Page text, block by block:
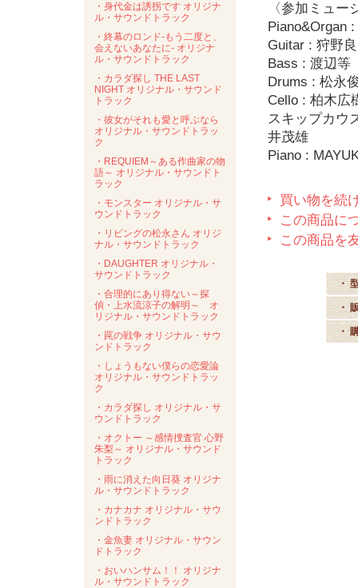
・身代金は誘拐です オリジナ
ル・サウンドトラック
・終幕のロンド-もう二度と、
会えないあなたに- オリジナ
ル・サウンドトラック
・カラダ探し THE LAST
NIGHT オリジナル・サウンド
トラック
・彼女がそれも愛と呼ぶなら
オリジナル・サウンドトラッ
ク
・REQUIEM～ある作曲家の物
語～ オリジナル・サウンドト
ラック
・モンスター オリジナル・サ
ウンドトラック
・リビングの松永さん オリジ
ナル・サウンドトラック
・DAUGHTER オリジナル・
サウンドトラック
・合理的にあり得ない～探
偵・上水流涼子の解明～ オ
リジナル・サウンドトラック
・罠の戦争 オリジナル・サウ
ンドトラック
・しょうもない僕らの恋愛論
オリジナル・サウンドトラッ
ク
・カラダ探し オリジナル・サ
ウンドトラック
・オクトー ～感情捜査官 心野
朱梨～ オリジナル・サウンド
トラック
・雨に消えた向日葵 オリジナ
ル・サウンドトラック
・カナカナ オリジナル・サウ
ンドトラック
・金魚妻 オリジナル・サウン
ドトラック
・おいハンサム！！ オリジナ
ル・サウンドトラック
〈参加ミュー
Guitar : 狩野
Bass : 渡辺
Drums : 松永
Cello : 柏木広
スキップカ
井茂雄
Piano :
買い物を続
この商品に
この商品を
・
・
・